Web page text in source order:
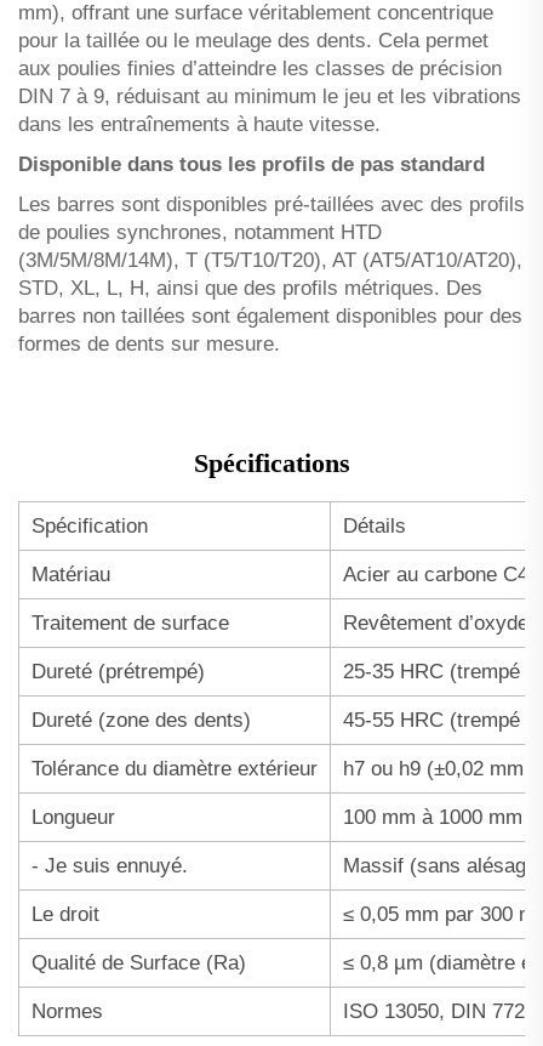
mm), offrant une surface véritablement concentrique
pour la taillée ou le meulage des dents. Cela permet
aux poulies finies d’atteindre les classes de précision
DIN 7 à 9, réduisant au minimum le jeu et les vibrations
dans les entraînements à haute vitesse.
Disponible dans tous les profils de pas standard
Les barres sont disponibles pré-taillées avec des profils
de poulies synchrones, notamment HTD
(3M/5M/8M/14M), T (T5/T10/T20), AT (AT5/AT10/AT20),
STD, XL, L, H, ainsi que des profils métriques. Des
barres non taillées sont également disponibles pour des
formes de dents sur mesure.
Spécifications
Spécification Détails
Matériau Acier au carbone
Traitement de surface Revêtement d’oxyde
Dureté (prétrempé) 25-35 HRC (trempé
Dureté (zone des dents) 45-55 HRC (trempé
Tolérance du diamètre extérieur h7 ou h9 (±0,02 mm
Longueur 100 mm à 1000 mm
- Je suis ennuyé. Massif (sans
Le droit ≤ 0,05 mm par 300
Qualité de Surface (Ra) ≤ 0,8 µm (diamètre
Normes ISO 13050, DIN